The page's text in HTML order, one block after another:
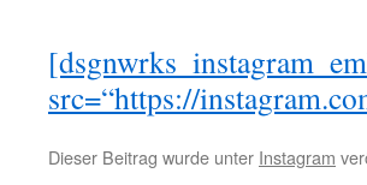
src=“https://
Dieser Beitrag wurde unter Instagram